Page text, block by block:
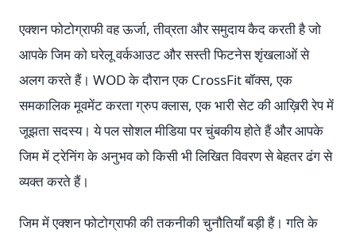
एक्शन फोटोग्राफी वह ऊर्जा, तीव्रता और समुदाय कैद करती है जो
आपके जिम को घरेलू वर्कआउट और सस्ती फिटनेस शृंखलाओं से
अलग करते हैं। WOD के दौरान एक CrossFit बॉक्स, एक
समकालिक मूवमेंट करता ग्रुप क्लास, एक भारी सेट की आख़िरी रेप में
जूझता सदस्य। ये पल सोशल मीडिया पर चुंबकीय होते हैं और आपके
जिम में ट्रेनिंग के अनुभव को किसी भी लिखित विवरण से बेहतर ढंग से
व्यक्त करते हैं।
जिम में एक्शन फोटोग्राफी की तकनीकी चुनौतियाँ बड़ी हैं। गति के